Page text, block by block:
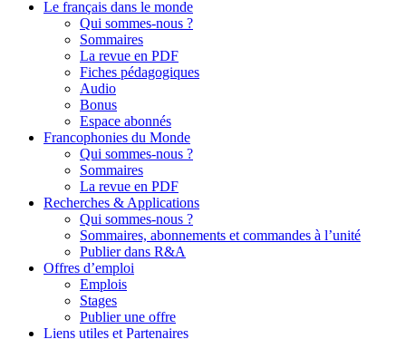
Le français dans le monde
Qui sommes-nous ?
Sommaires
La revue en PDF
Fiches pédagogiques
Audio
Bonus
Espace abonnés
Francophonies du Monde
Qui sommes-nous ?
Sommaires
La revue en PDF
Recherches & Applications
Qui sommes-nous ?
Sommaires, abonnements et commandes à l’unité
Publier dans R&A
Offres d’emploi
Emplois
Stages
Publier une offre
Liens utiles et Partenaires